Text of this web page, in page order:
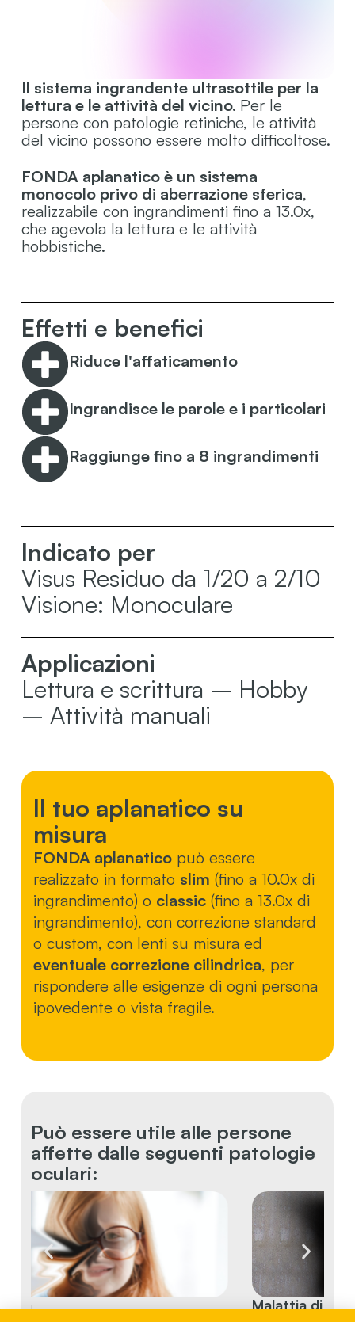
Il sistema ingrandente ultrasottile per la
lettura e le attività del vicino. Per le
persone con patologie retiniche, le attività
del vicino possono essere molto difficoltose.
FONDA aplanatico è un sistema
monocolo privo di aberrazione sferica,
realizzabile con ingrandimenti fino a 13.0x,
che agevola la lettura e le attività
hobbistiche.
Effetti e benefici
Riduce l'affaticamento
Ingrandisce le parole e i particolari
Raggiunge fino a 8 ingrandimenti
Indicato per
Visus Residuo da 1/20 a 2/10
Visione: Monoculare
Applicazioni
Lettura e scrittura – Hobby
– Attività manuali
Il tuo aplanatico su
misura
FONDA aplanaticopuò essere
realizzato in formato slim (fino a 10.0x di
ingrandimento) o classic(fino a 13.0x di
ingrandimento), con correzione standard
o custom, con lenti su misura ed
eventuale correzione cilindrica, per
rispondere alle esigenze di ogni persona
ipovedente o vista fragile.
Può essere utile alle persone
affette dalle seguenti patologie
oculari:
Malattia di Stargardt